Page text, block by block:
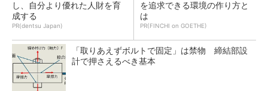
し、自分より優れた人財を育
成する
PR(dentsu Japan)
を追求できる環境の作り方と
は
PR(FINCHI on GOETHE)
「取りあえずボルトで固定」は禁物 締結部設
計で押さえるべき基本